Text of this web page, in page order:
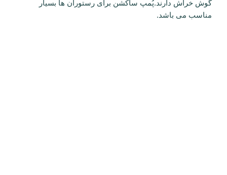
گوش خراش دارند.پُمپ ساکشن برای رستوران ها بسیار
مناسب می باشد.